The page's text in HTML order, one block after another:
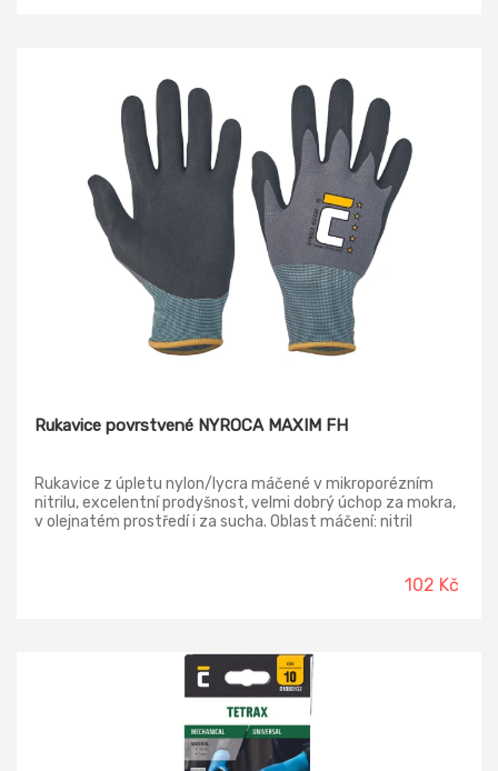
Rukavice povrstvené NYROCA MAXIM FH
Rukavice z úpletu nylon/lycra máčené v mikroporézním
nitrilu, excelentní prodyšnost, velmi dobrý úchop za mokra,
v olejnatém prostředí i za sucha. Oblast máčení: nitril
102 Kč